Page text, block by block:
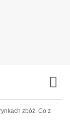
zbóż. Co z